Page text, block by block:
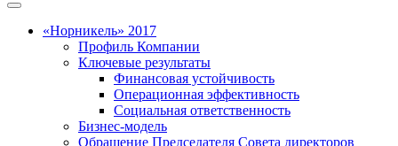
«Норникель» 2017
Профиль Компании
Ключевые результаты
Финансовая устойчивость
Операционная эффективность
Социальная ответственность
Бизнес-модель
Обращение Председателя Совета директоров